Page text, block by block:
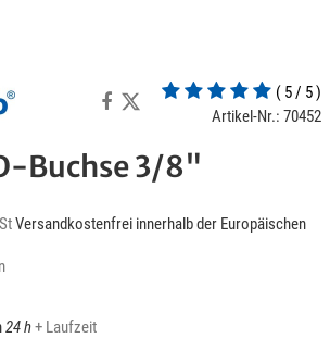
( 5 / 5 )
Artikel-Nr.: 70452
Buchse 3/8"
Versandkostenfrei innerhalb der Europäischen
24 h+ Laufzeit